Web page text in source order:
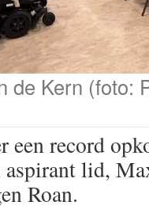
de Kern (foto:
een record
aspirant lid,
Roan.